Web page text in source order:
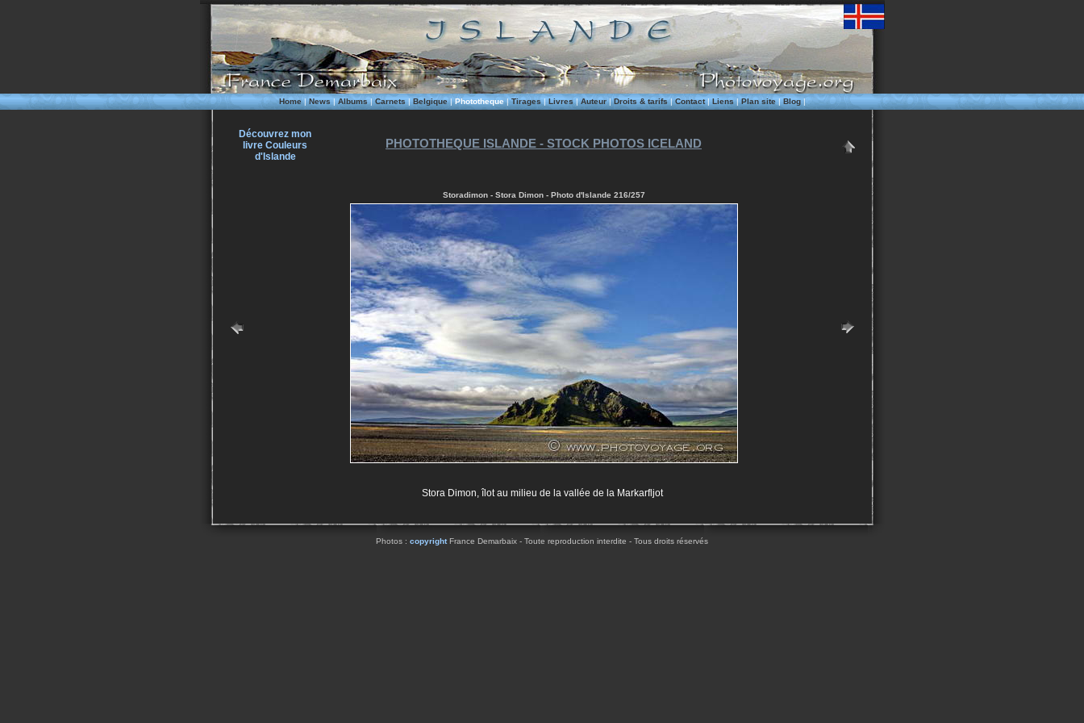
Home|News| Albums| Carnets|Belgique|Phototheque|Tirages|Livres|Auteur|Droits & tarifs|Contact|Liens|Plan site|Blog|
Découvrez mon
livre Couleurs
d'Islande
PHOTOTHEQUE ISLANDE - STOCK PHOTOS ICELAND
Storadimon - Stora Dimon - Photo d'Islande 216/257
Stora Dimon, îlot au milieu de la vallée de la Markarfljot
Photos : copyrightFrance Demarbaix - Toute reproduction interdite - Tous droits réservés